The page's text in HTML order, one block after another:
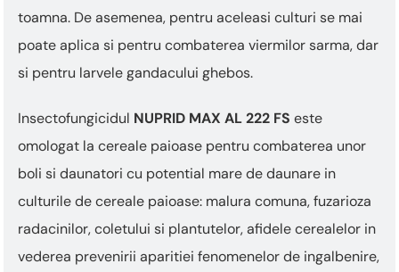
navigate
and
interact
with
content.
toamna. De asemenea, pentru aceleasi culturi se mai
poate aplica si pentru combaterea viermilor sarma, dar
si pentru larvele gandacului ghebos.
Insectofungicidul NUPRID MAX AL 222 FS este
omologat la cereale paioase pentru combaterea unor
boli si daunatori cu potential mare de daunare in
culturile de cereale paioase: malura comuna, fuzarioza
radacinilor, coletului si plantutelor, afidele cerealelor in
vederea prevenirii aparitiei fenomenelor de ingalbenire,